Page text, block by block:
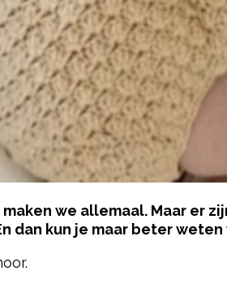
we allemaal. Maar er
dan kun je maar beter weten